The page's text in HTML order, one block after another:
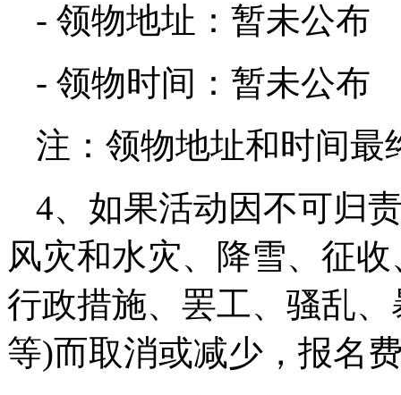
- 领物地址：暂未公布
- 领物时间：暂未公布
注：领物地址和时间最
4、如果活动因不可归
风灾和水灾、降雪、征
行政措施、罢工、骚乱
等)而取消或减少，报名